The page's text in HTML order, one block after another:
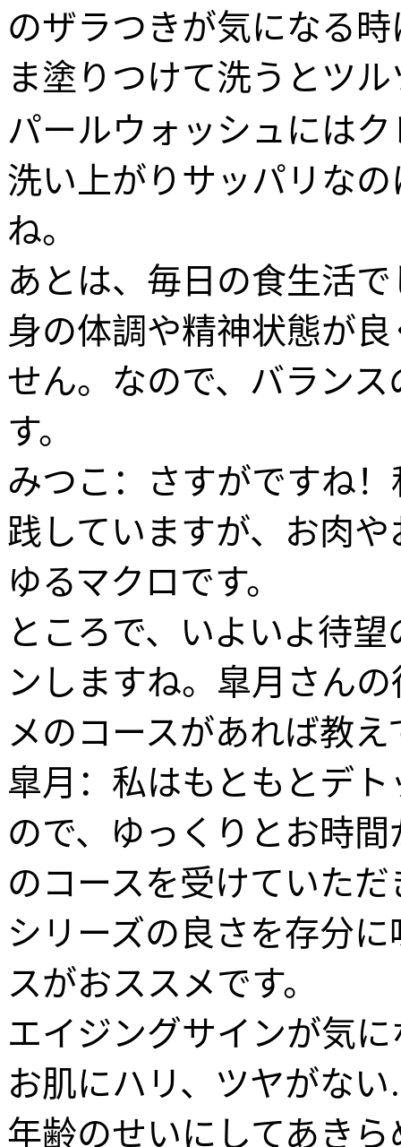
のザラつきが気になる
ま塗りつけて洗うとツ
パールウォッシュには
洗い上がりサッパリな
ね。
あとは、毎日の食生活
身の体調や精神状態が
せん。なので、バラン
す。
みつこ：さすがですね
践していますが、お肉
ゆるマクロです。
ところで、いよいよ待
ンしますね。皐月さん
メのコースがあれば教
皐月：私はもともとデ
ので、ゆっくりとお時
のコースを受けていた
シリーズの良さを存分
スがおススメです。
エイジングサインが気
お肌にハリ、ツヤがない
年齢のせいにしてあき